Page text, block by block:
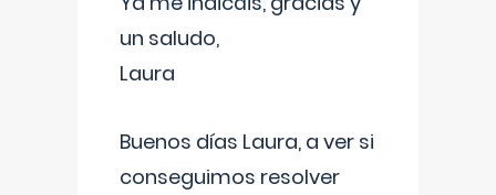
un saludo,
Laura
Buenos días Laura, a ver si
conseguimos resolver